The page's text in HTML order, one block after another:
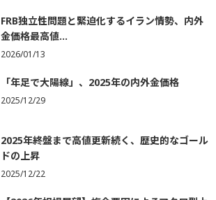
FRB独立性問題と緊迫化するイラン情勢、内外
金価格最高値...
2026/01/13
「年足で大陽線」、2025年の内外金価格
2025/12/29
2025年終盤まで高値更新続く、歴史的なゴール
ドの上昇
2025/12/22